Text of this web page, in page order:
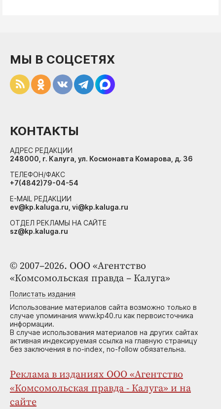
© 2007–2026. ООО «Агентство
«Комсомольская правда – Калуга»
Полистать издания
Использование материалов сайта возможно только в
случае упоминания www.kp40.ru как первоисточника
информации.
В случае использования материалов на других сайтах
активная индексируемая ссылка на главную страницу
без заключения в no-index, no-follow обязательна.
Реклама в изданиях ООО «Агентство
«Комсомольская правда - Калуга» и на
сайте
МЫ В СОЦСЕТЯХ
КОНТАКТЫ
АДРЕС РЕДАКЦИИ
248000, г. Калуга, ул. Космонавта Комарова, д. 36
ТЕЛЕФОН/ФАКС
+7(4842)79-04-54
E-MAIL РЕДАКЦИИ
ev@kp.kaluga.ru, vi@kp.kaluga.ru
ОТДЕЛ РЕКЛАМЫ НА САЙТЕ
sz@kp.kaluga.ru